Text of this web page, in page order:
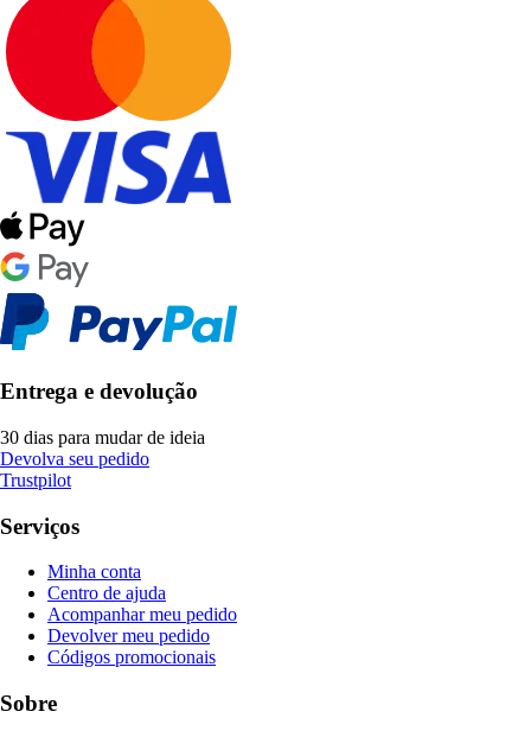
Entrega e devolução
30 dias para mudar de ideia
Devolva seu pedido
Trustpilot
Serviços
Minha conta
Centro de ajuda
Acompanhar meu pedido
Devolver meu pedido
Códigos promocionais
Sobre